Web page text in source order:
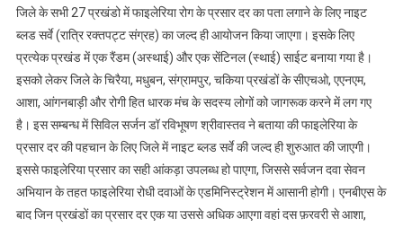
जिले के सभी 27 प्रखंडो में फाइलेरिया रोग के प्रसार दर का पता लगाने के लिए नाइट
ब्लड सर्वे (रात्रि रक्तपट्ट संग्रह) का जल्द ही आयोजन किया जाएगा। इसके लिए
प्रत्येक प्रखंड में एक रैंडम (अस्थाई) और एक सेंटिनल (स्थाई) साईट बनाया गया है।
इसको लेकर जिले के चिरैया, मधुबन, संग्रामपुर, चकिया प्रखंडों के सीएचओ, एएनएम,
आशा, आंगनबाड़ी और रोगी हित धारक मंच के सदस्य लोगों को जागरूक करने में लग गए
है। इस सम्बन्ध में सिविल सर्जन डॉ रविभूषण श्रीवास्तव ने बताया की फाइलेरिया के
प्रसार दर की पहचान के लिए जिले में नाइट ब्लड सर्वे की जल्द ही शुरुआत की जाएगी।
इससे फाइलेरिया प्रसार का सही आंकड़ा उपलब्ध हो पाएगा, जिससे सर्वजन दवा सेवन
अभियान के तहत फाइलेरिया रोधी दवाओं के एडमिनिस्ट्रेशन में आसानी होगी। एनबीएस के
बाद जिन प्रखंडों का प्रसार दर एक या उससे अधिक आएगा वहां दस फ़रवरी से आशा,